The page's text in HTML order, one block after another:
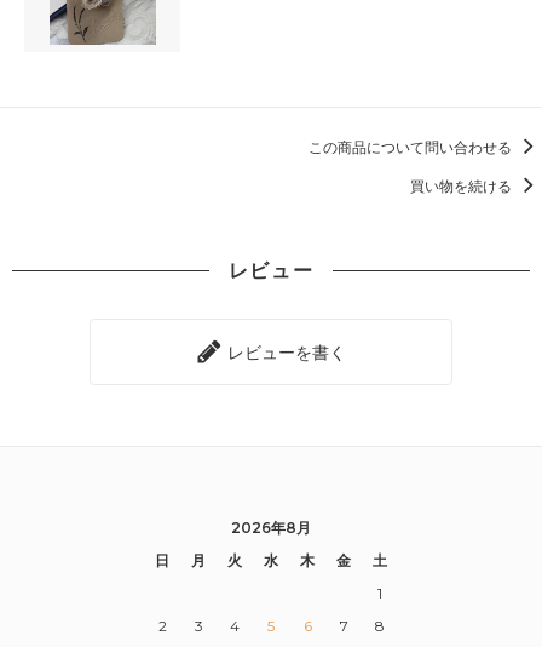
この商品について問い合わせる
買い物を続ける
レビュー
レビューを書く
2026年8月
日
月 火 水 木 金
土
1
2
3 4 5 6 7
8